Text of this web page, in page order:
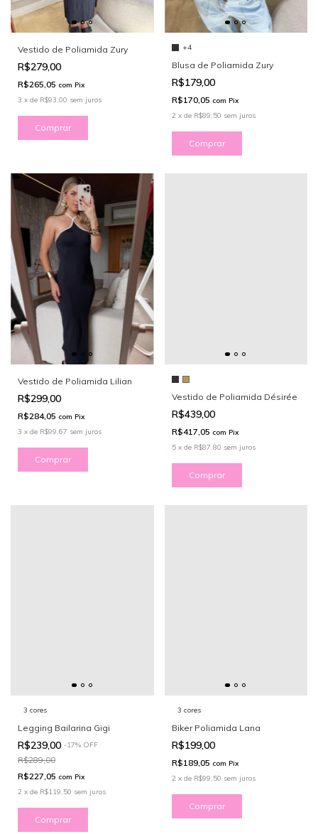
Vestido de Poliamida Zury
R$279,00
R$265,05 com Pix
3 x de R$93,00 sem juros
Comprar
+4
Blusa de Poliamida Zury
R$179,00
R$170,05 com Pix
2 x de R$89,50 sem juros
Comprar
Vestido de Poliamida Lilian
R$299,00
R$284,05 com Pix
3 x de R$99,67 sem juros
Comprar
Vestido de Poliamida Désirée
R$439,00
R$417,05 com Pix
5 x de R$87,80 sem juros
Comprar
3 cores
Legging Bailarina Gigi
R$239,00 -17% OFF
R$289,00
R$227,05 com Pix
2 x de R$119,50 sem juros
Comprar
3 cores
Biker Poliamida Lana
R$199,00
R$189,05 com Pix
2 x de R$99,50 sem juros
Comprar